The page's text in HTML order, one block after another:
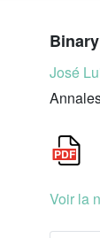
José
Voir la